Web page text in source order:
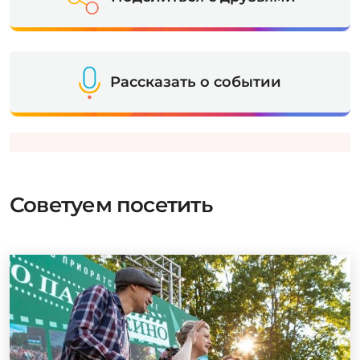
Рассказать о событии
Советуем посетить